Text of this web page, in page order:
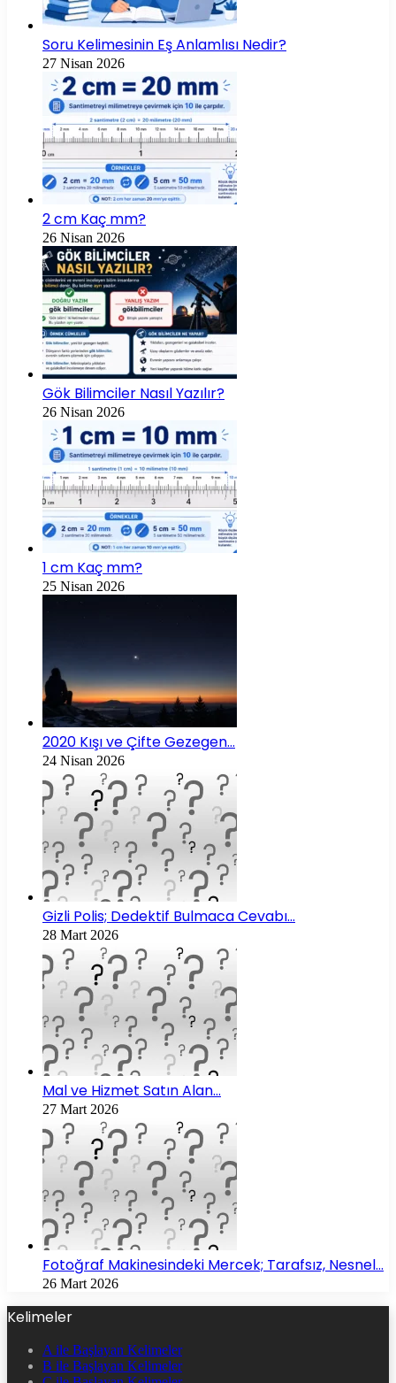
Soru Kelimesinin Eş Anlamlısı Nedir?
27 Nisan 2026
2 cm Kaç mm?
26 Nisan 2026
Gök Bilimciler Nasıl Yazılır?
26 Nisan 2026
1 cm Kaç mm?
25 Nisan 2026
2020 Kışı ve Çifte Gezegen…
24 Nisan 2026
Gizli Polis; Dedektif Bulmaca Cevabı…
28 Mart 2026
Mal ve Hizmet Satın Alan…
27 Mart 2026
Fotoğraf Makinesindeki Mercek; Tarafsız, Nesnel…
26 Mart 2026
Kelimeler
A ile Başlayan Kelimeler
B ile Başlayan Kelimeler